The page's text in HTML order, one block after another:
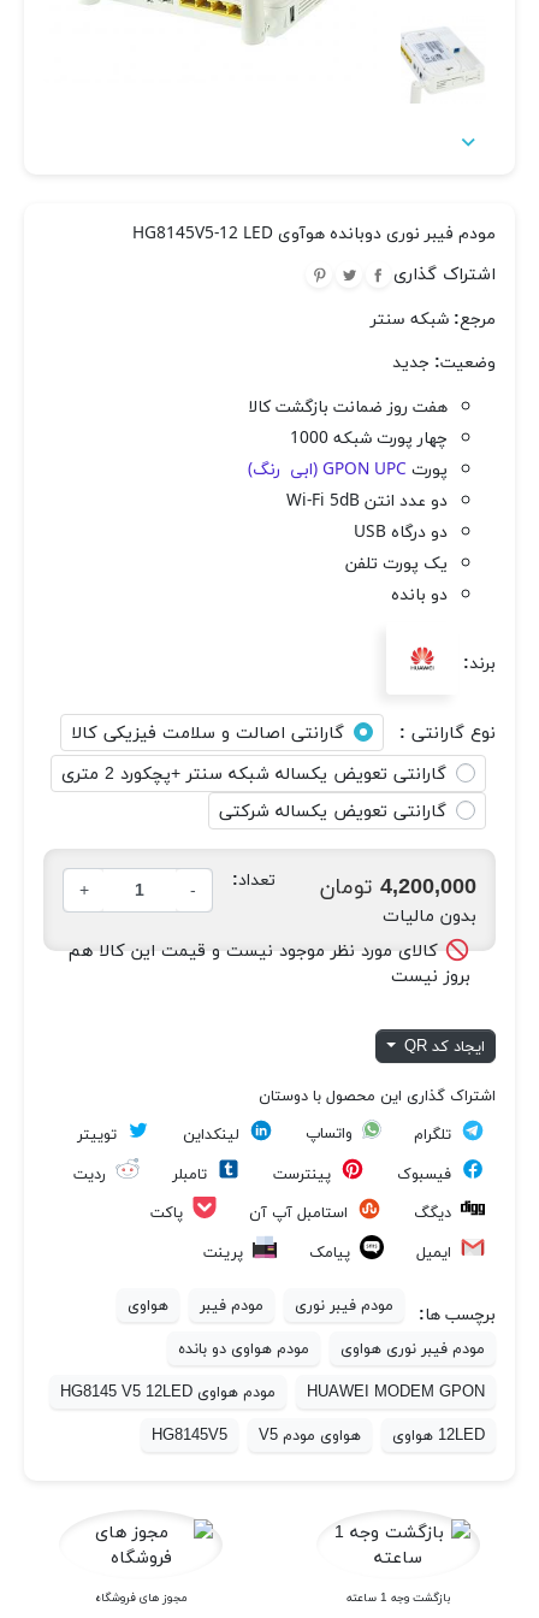

مودم فیبر نوری دوبانده هوآوی HG8145V5-12 LED
اشتراک گذاری
مرجع: شبکه سنتر
وضعیت: جدید
هفت روز ضمانت بازگشت کالا
چهار پورت شبکه 1000
پورت GPON UPC (ابی رنگ)
دو عدد انتن Wi-Fi 5dB
دو درگاه USB
یک پورت تلفن
دو بانده
برند:
نوع گارانتی :
گارانتی اصالت و سلامت فیزیکی کالا
گارانتی تعویض یکساله شبکه سنتر +پچکورد 2 متری
گارانتی تعویض یکساله شرکتی
4,200,000 تومان
بدون مالیات
تعداد: -
+
کالای مورد نظر موجود نیست و قیمت این کالا هم
بروز نیست
ایجاد کد QR
اشتراک گذاری این محصول با دوستان
تلگرام
واتساپ لینکداین
توییتر
فیسبوک
پینترست تامبلر
ردیت
دیگگ
استامبل آپ آن
پاکت
ایمیل
پیامک پرینت
برچسب ها: مودم فیبر نوری مودم فیبر
هواوی
مودم فیبر نوری هواوی
مودم هواوی دو بانده
HUAWEI MODEM GPON
مودم هواوی HG8145 V5 12LED
12LED هواوی
هواوی مودم V5 HG8145V5
بازگشت وجه 1 ساعته مجوز های فروشگاه